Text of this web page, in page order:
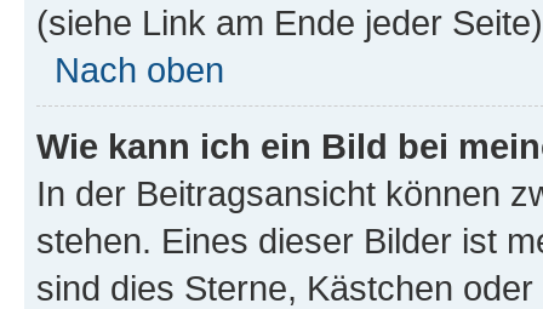
(siehe Link am Ende jeder
Nach oben
Wie kann ich ein Bild bei
In der Beitragsansicht können
stehen. Eines dieser Bilder ist
sind dies Sterne, Kästchen